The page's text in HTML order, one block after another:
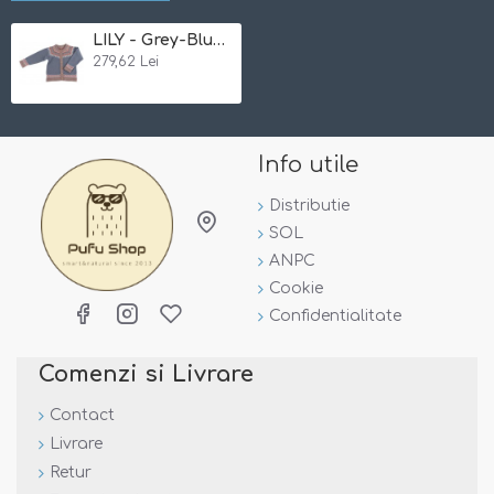
- foartecomod- excelent pentru casa sau exterior
-aerisit sigros- perfect pentru sezonul rece, tine de
cald fara a supraincalzi
Varsta
0 - 3 luni
3 - 6 luni
6 - 12 luni
1 - 2 ani
3 - 4 ani
4 - 6 ani 110/116 cm
Certificate:
LILY - Grey-Blue 86/92 - Cardigan din lana merinos impletita - Iobio
279,62 Lei
Info utile
Distributie
SOL
ANPC
Cookie
Confidentialitate
Comenzi si Livrare
Contact
Livrare
Retur